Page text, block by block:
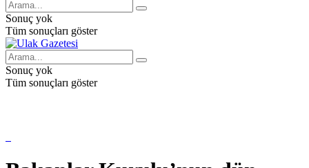
Sonuç yok
Tüm sonuçları göster
Sonuç yok
Tüm sonuçları göster